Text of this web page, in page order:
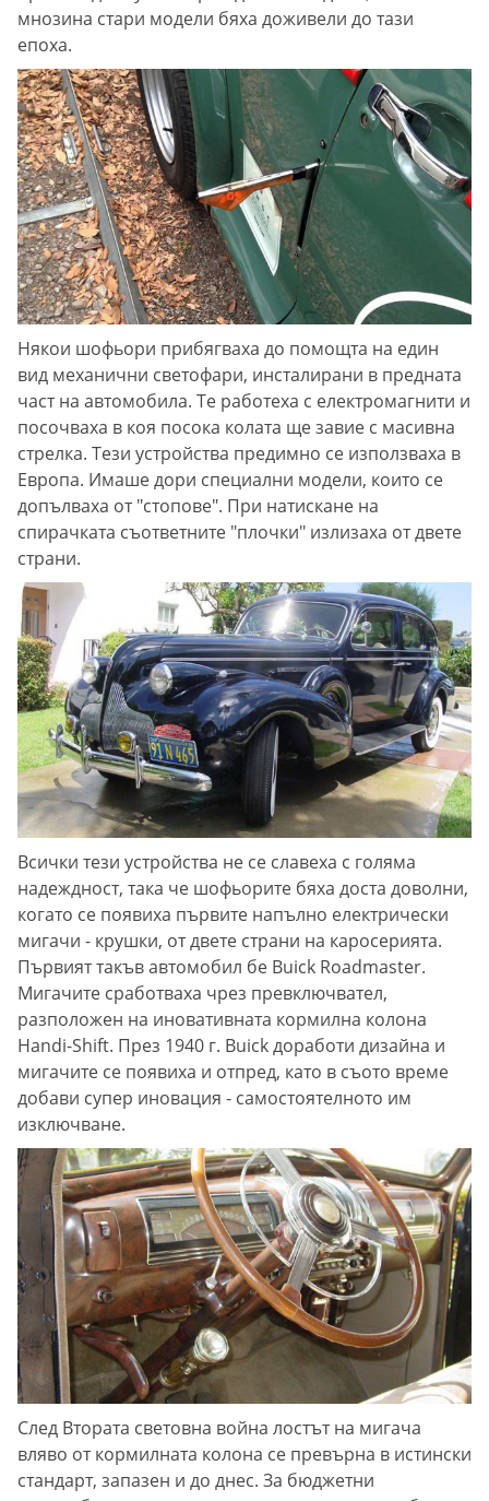
мнозина стари модели бяха доживели до тази
епоха.
Някои шофьори прибягваха до помощта на един
вид механични светофари, инсталирани в предната
част на автомобила. Те работеха с електромагнити и
посочваха в коя посока колата ще завие с масивна
стрелка. Тези устройства предимно се използваха в
Европа. Имаше дори специални модели, които се
допълваха от "стопове". При натискане на
спирачката съответните "плочки" излизаха от двете
страни.
Всички тези устройства не се славеха с голяма
надеждност, така че шофьорите бяха доста доволни,
когато се появиха първите напълно електрически
мигачи - крушки, от двете страни на каросерията.
Първият такъв автомобил бе Buick Roadmaster.
Мигачите сработваха чрез превключвател,
разположен на иновативната кормилна колона
Handi-Shift. През 1940 г. Buick доработи дизайна и
мигачите се появиха и отпред, като в съото време
добави супер иновация - самостоятелното им
изключване.
След Втората световна война лостът на мигача
вляво от кормилната колона се превърна в истински
стандарт, запазен и до днес. За бюджетни